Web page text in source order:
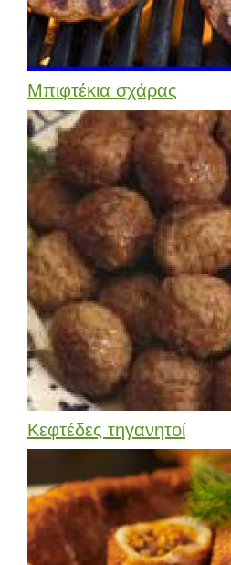
Μπιφτέκια σχάρας
Κεφτέδες τηγανητοί